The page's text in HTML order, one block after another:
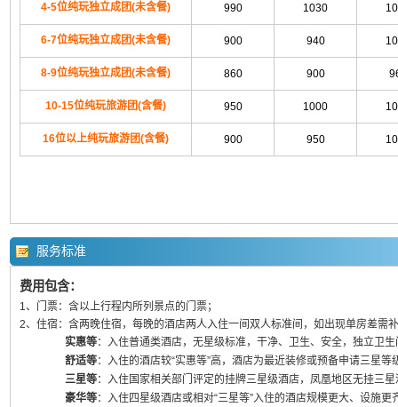
4-5位纯玩独立成团(未含餐) 990 1030
6-7位纯玩独立成团(未含餐) 900 940
8-9位纯玩独立成团(未含餐) 860 900
10-15位纯玩旅游团(含餐) 950 1000
16位以上纯玩旅游团(含餐) 900 950
服务标准
费用包含：
1、门票：含以上行程内所列景点的门票；
2、住宿：含两晚住宿，每晚的酒店两人入住一间双人标准间，如出现单房差需
实惠等：入住普通类酒店，无星级标准，干净、卫生、安全，独立卫
舒适等：入住的酒店较“实惠等”高，酒店为最近装修或预备申请三星等
三星等：入住国家相关部门评定的挂牌三星级酒店，凤凰地区无挂三
豪华等：入住四星级酒店或相对“三星等”入住的酒店规模更大、设施